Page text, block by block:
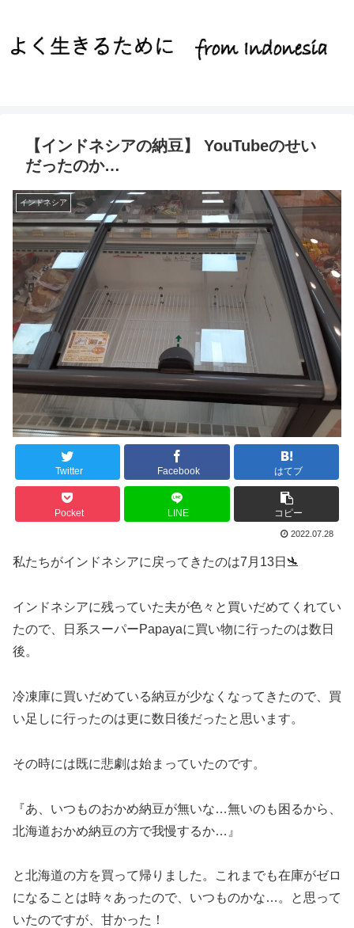
【インドネシアの納豆】 YouTubeのせい
だったのか…
インドネシア
Twitter Facebook はてブ
Pocket LINE コピー
2022.07.28
私たちがインドネシアに戻ってきたのは7月13日🛬
インドネシアに残っていた夫が色々と買いだめてくれてい
たので、日系スーパーPapayaに買い物に行ったのは数日
後。
冷凍庫に買いだめている納豆が少なくなってきたので、買
い足しに行ったのは更に数日後だったと思います。
その時には既に悲劇は始まっていたのです。
『あ、いつものおかめ納豆が無いな…無いのも困るから、
北海道おかめ納豆の方で我慢するか…』
と北海道の方を買って帰りました。これまでも在庫がゼロ
になることは時々あったので、いつものかな…。と思って
いたのですが、甘かった！